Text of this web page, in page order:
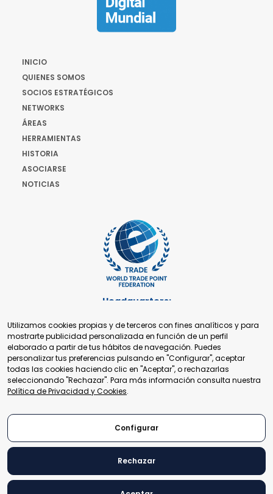
INICIO
QUIENES SOMOS
SOCIOS ESTRATÉGICOS
NETWORKS
ÁREAS
HERRAMIENTAS
HISTORIA
ASOCIARSE
NOTICIAS
Headquarters:
+41 22 321 93 88
secretariat@tradepoint.org
Secretariado:
Building 16-17, Area 3, Fangxingyuan. Fengtai District 100078
Beijing, P.R. China
+86-010-87153582
reservados.
Utilizamos cookies propias y de terceros con fines analíticos y para
mostrarte publicidad personalizada en función de un perfil
elaborado a partir de tus hábitos de navegación. Puedes
personalizar tus preferencias pulsando en "Configurar", aceptar
todas las cookies haciendo clic en "Aceptar", o rechazarlas
seleccionando "Rechazar". Para más información consulta nuestra
Política de Privacidad y Cookies.
Configurar
Rechazar